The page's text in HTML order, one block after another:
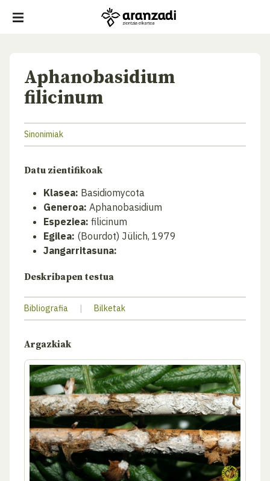
Aphanobasidium
filicinum
Sinonimiak
Datu zientifikoak
Klasea: Basidiomycota
Generoa: Aphanobasidium
Espeziea: filicinum
Egilea: (Bourdot) Jülich, 1979
Jangarritasuna:
Deskribapen testua
Bibliografia | Bilketak
Argazkiak